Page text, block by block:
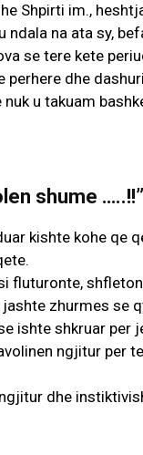
Shpirti im.,
na ata sy,
se tere kete
perhere dhe
u takuam
shume …..!!”
kishte kohe qe
fluturonte,
zhurmes se
ishte shkruar per
ngjitur per
dhe